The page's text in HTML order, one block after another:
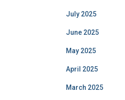
July 2025
June 2025
May 2025
April 2025
March 2025